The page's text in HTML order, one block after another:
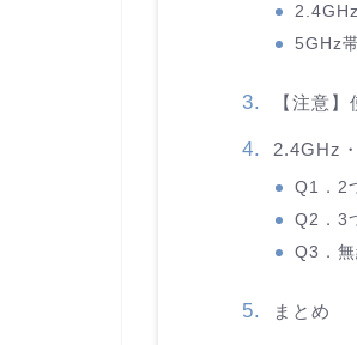
5GHz
【注意
2.4GHz
Q1．2
Q2．3
Q3．
まとめ